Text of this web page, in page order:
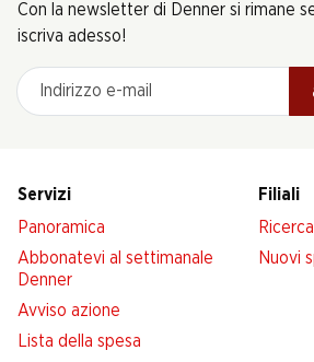
Con la newsletter di Denner si rimane
iscriva adesso!
Indirizzo e-mail
Servizi
Panoramica
Abbonatevi al settimanale
Denner
Avviso azione
Lista della spesa
Filiali
Nuovi